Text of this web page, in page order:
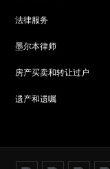
法律服务
墨尔本律师
房产买卖和转让过户
遗产和遗嘱